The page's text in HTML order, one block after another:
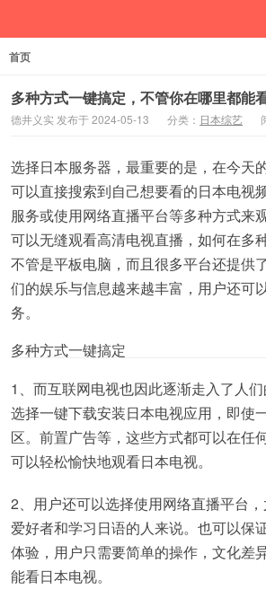
首页
多种方式一键搞定，不管你在哪里都能
德井义实 发布于 2024-05-13 分类： 日本综艺
选择日本服务器，最重要的是，在今天
可以直接搜索到自己想要看的日本电视
服务或使用网络直播平台等多种方式来
可以无缝观看高清电视直播，如何在多
不管是平板电脑，而且很多平台还提供
们的娱乐与信息越来越丰富，用户还可
务。
多种方式一键搞定
1、而互联网电视也因此逐渐走入了人
选择一键下载安装日本电视应用，即使
区。前置广告等，这些方式都可以在任
可以轻松愉快地观看日本电视。
2、用户还可以选择使用网络直播平台
爱好者和学习日语的人来说。也可以保
体验，用户只需要简单的操作，文化差
能看日本电视。